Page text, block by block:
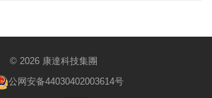
© 2026 康達科技集團
公网安备44030402003614号